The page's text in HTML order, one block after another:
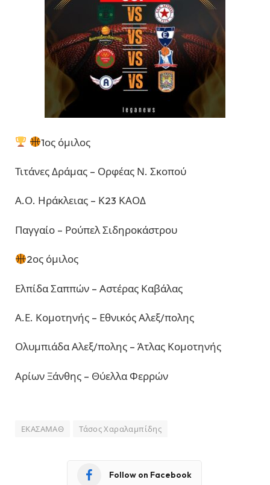
1ος όμιλος
Τιτάνες Δράμας – Ορφέας Ν. Σκοπού
Α.Ο. Ηράκλειας – Κ23 ΚΑΟΔ
Παγγαίο – Ρούπελ Σιδηροκάστρου
2ος όμιλος
Ελπίδα Σαππών – Αστέρας Καβάλας
Α.Ε. Κομοτηνής – Εθνικός Αλεξ/πολης
Ολυμπιάδα Αλεξ/πολης – Άτλας Κομοτηνής
Αρίων Ξάνθης – Θύελλα Φερρών
ΕΚΑΣΑΜΑΘ Τάσος Χαραλαμπίδης
Follow on Facebook